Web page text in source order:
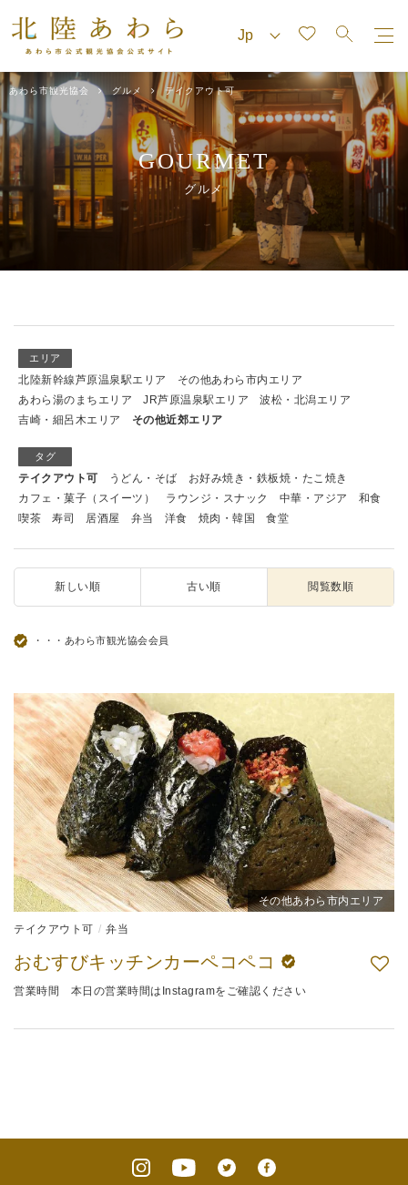
あわら市観光協会 グルメ テイクアウト可
GOURMET
グルメ
エリア
北陸新幹線芦原温泉駅エリア
その他あわら市内エリア
あわら湯のまちエリア
JR芦原温泉駅エリア
波松・北潟エリア
吉崎・細呂木エリア
その他近郊エリア
タグ
テイクアウト可 うどん・そば
お好み焼き・鉄板焼・たこ焼き
カフェ・菓子（スイーツ）
ラウンジ・スナック 中華・アジア
和食
喫茶
寿司 居酒屋 弁当 洋食 焼肉・韓国 食堂
新しい順 古い順 閲覧数順
・・・あわら市観光協会会員
その他あわら市内エリア
テイクアウト可 弁当
おむすびキッチンカーペコペコ
営業時間 本日の営業時間はInstagramをご確認ください